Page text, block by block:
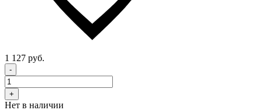
1 127 руб.
-
+
Нет в наличии